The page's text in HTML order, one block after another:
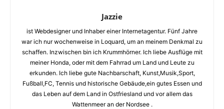
Jazzie
ist Webdesigner und Inhaber einer Internetagentur. Fünf Jahre
war ich nur wochenweise in Loquard, um an meinem Denkmal zu
schaffen. Inzwischen bin ich Krummhörner. Ich liebe Ausflüge mit
meiner Honda, oder mit dem Fahrrad um Land und Leute zu
erkunden. Ich liebe gute Nachbarschaft, Kunst,Musik,Sport,
Fußball,FC, Tennis und historische Gebäude,ein gutes Essen und
das Leben auf dem Land in Ostfriesland und vor allem das
Wattenmeer an der Nordsee .